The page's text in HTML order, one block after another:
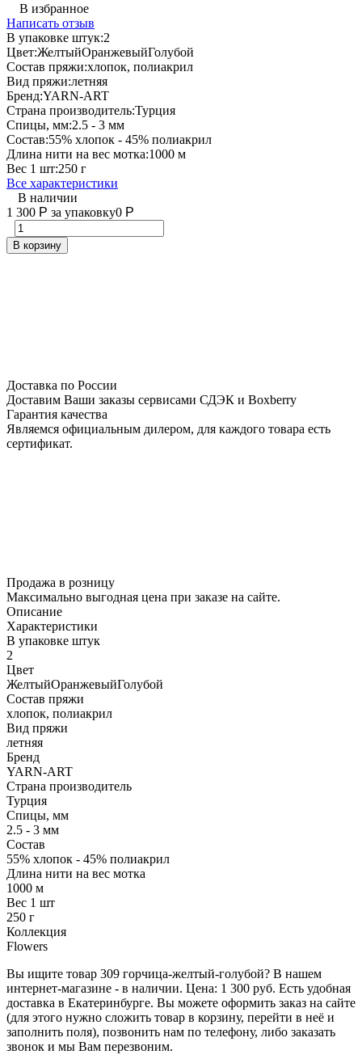
В избранное
Написать отзыв
В упаковке штук:2
Цвет:ЖелтыйОранжевыйГолубой
Состав пряжи:хлопок, полиакрил
Вид пряжи:летняя
Бренд:YARN-ART
Страна производитель:Турция
Спицы, мм:2.5 - 3 мм
Состав:55% хлопок - 45% полиакрил
Длина нити на вес мотка:1000 м
Вес 1 шт:250 г
Все характеристики
В наличии
1 300 Р за упаковку0 Р
В корзину
Доставка по России
Доставим Ваши заказы сервисами СДЭК и Boxberry
Гарантия качества
Являемся официальным дилером, для каждого товара есть
сертификат.
Продажа в розницу
Максимально выгодная цена при заказе на сайте.
Описание
Характеристики
В упаковке штук
2
Цвет
ЖелтыйОранжевыйГолубой
Состав пряжи
хлопок, полиакрил
Вид пряжи
летняя
Бренд
YARN-ART
Страна производитель
Турция
Спицы, мм
2.5 - 3 мм
Состав
55% хлопок - 45% полиакрил
Длина нити на вес мотка
1000 м
Вес 1 шт
250 г
Коллекция
Flowers
Вы ищите товар 309 горчица-желтый-голубой? В нашем
интернет-магазине - в наличии. Цена: 1 300 руб. Есть удобная
доставка в Екатеринбурге. Вы можете оформить заказ на сайте
(для этого нужно сложить товар в корзину, перейти в неё и
заполнить поля), позвонить нам по телефону, либо заказать
звонок и мы Вам перезвоним.